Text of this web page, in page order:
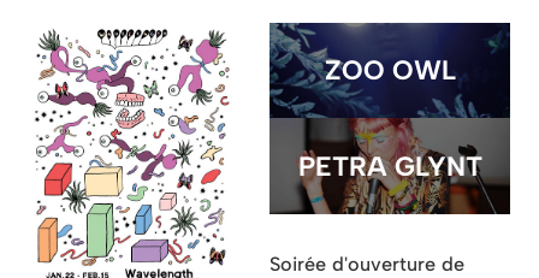
ZOO OWL
PETRA GLYNT
Soirée d'ouverture de